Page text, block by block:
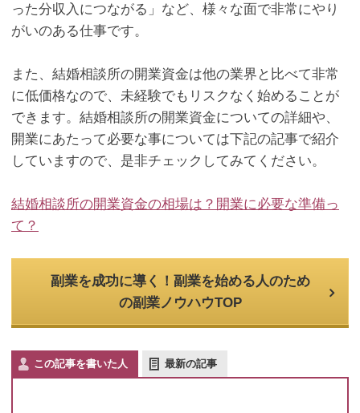
った分収入につながる」など、様々な面で非常にやり
がいのある仕事です。
また、結婚相談所の開業資金は他の業界と比べて非常
に低価格なので、未経験でもリスクなく始めることが
できます。結婚相談所の開業資金についての詳細や、
開業にあたって必要な事については下記の記事で紹介
していますので、是非チェックしてみてください。
結婚相談所の開業資金の相場は？開業に必要な準備っ
て？
副業を成功に導く！副業を始める人のため
の副業ノウハウTOP
この記事を書いた人 最新の記事